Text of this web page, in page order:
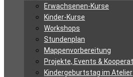
Erwachsenen-Kurse
Kinder-Kurse
Workshops
Stundenplan
Mappenvorbereitung
Projekte, Events &
Kindergeburtstag im Atelier